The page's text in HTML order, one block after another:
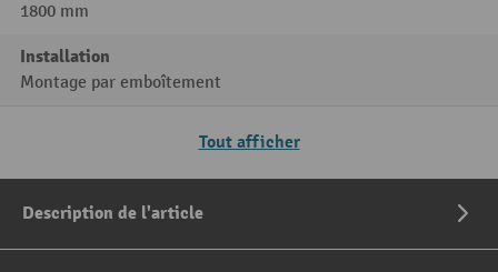
1800 mm
Installation
Montage par emboîtement
Tout afficher
Description de l'article